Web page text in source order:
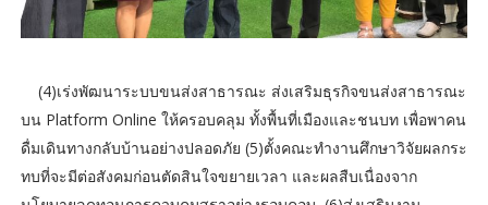
(4)เร่งพัฒนาระบบขนส่งสาธารณะ ส่งเสริมธุรกิจขนส่งสาธารณะ
บน Platform Online ให้ครอบคลุม ทั้งพื้นที่เมืองและชนบท เพื่อพาคน
ดื่มเดินทางกลับบ้านอย่างปลอดภัย (5)ตั้งคณะทำงานศึกษาวิจัยผลกระ
ทบที่จะมีต่อสังคมก่อนตัดสินใจขยายเวลา และผลสืบเนื่องจาก